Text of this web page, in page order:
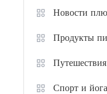
Новости
Продукты
Путешествия
Спорт и йога